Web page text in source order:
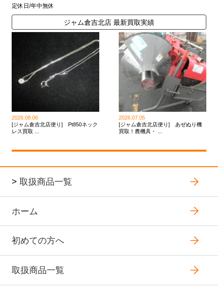
定休日/年中無休
ジャム倉吉北店 最新買取実績
2026.08.06
[ジャム倉吉北店便り] Pt850ネック
レス買取 ...
2026.07.05
[ジャム倉吉北店便り] あぜぬり機
買取！農機具・ ...
> 取扱商品一覧
ホーム
初めての方へ
取扱商品一覧